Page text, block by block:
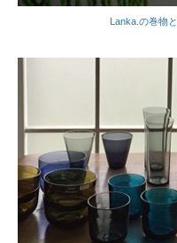
Lanka.の巻物